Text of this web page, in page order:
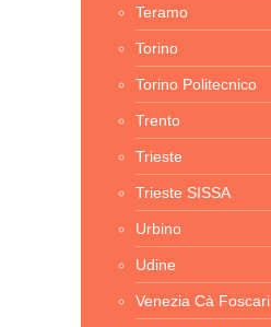
Teramo
Torino
Torino Politecnico
Trento
Trieste
Trieste SISSA
Urbino
Udine
Venezia Cà Foscari